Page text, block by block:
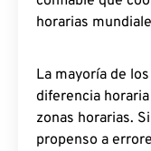
horarias
La mayoría de
diferencia
zonas horarias.
propenso a